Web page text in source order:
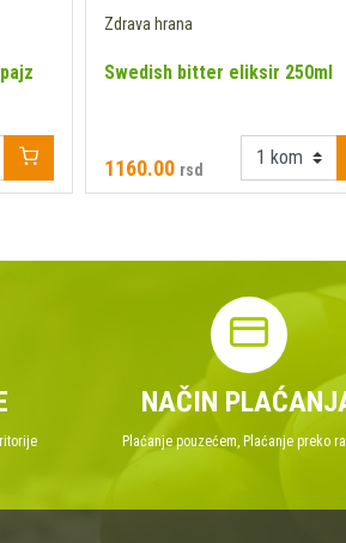
Zdrava hrana
Swedish bitter eliksir 250ml
1160.00 rsd
NAČIN
Plaćanje pouzećem, Plaćanje preko